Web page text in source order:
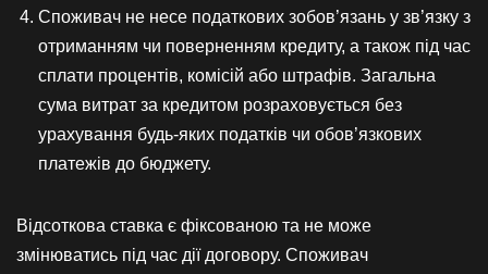
Споживач не несе податкових зобов’язань у зв’язку з
отриманням чи поверненням кредиту, а також під час
сплати процентів, комісій або штрафів. Загальна
сума витрат за кредитом розраховується без
урахування будь-яких податків чи обов’язкових
платежів до бюджету.
Відсоткова ставка є фіксованою та не може
змінюватись під час дії договору. Споживач